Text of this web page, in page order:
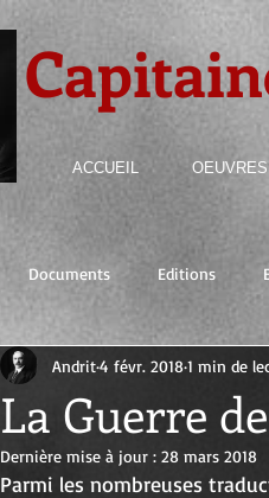
ACCUEIL OEUVRES
Documents Editions
La Guerre
Andrit4 févr. 20181 min de
Dernière mise à jour : 28 mars 2018
Parmi les nombreuses